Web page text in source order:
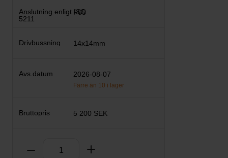
F05
14x14mm
2026-08-07
Färre än 10 i lager
5 200 SEK
Ta bort